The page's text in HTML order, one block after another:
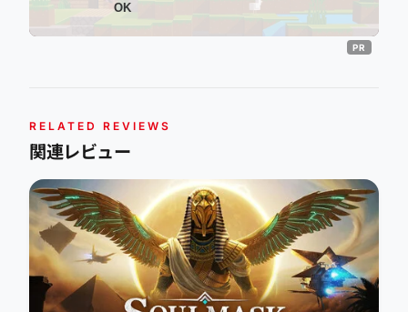
OK
RELATED REVIEWS
関連レビュー